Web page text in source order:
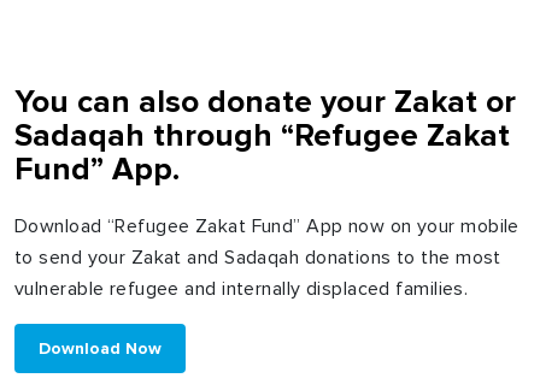
You can also donate your Zakat or
Sadaqah through “Refugee Zakat
Fund” App.
Download “Refugee Zakat Fund” App now on your mobile
to send your Zakat and Sadaqah donations to the most
vulnerable refugee and internally displaced families.
Download Now